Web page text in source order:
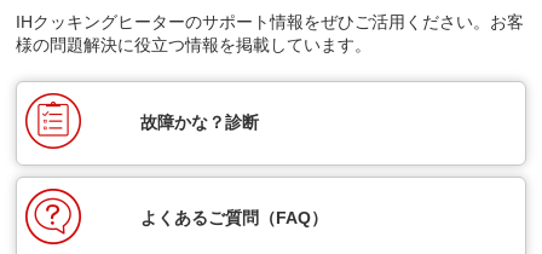
IHクッキングヒーターのサポート情報をぜひご活用ください。お客
様の問題解決に役立つ情報を掲載しています。
故障かな？診断
よくあるご質問（FAQ）